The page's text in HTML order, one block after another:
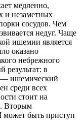
медленно,
и незаметных
сосудов. Чем
недуг. Чаще
ишемии является
оказано
небрежного
в
— ишемический
среди всех
стоит на
Вторым
быть приступ